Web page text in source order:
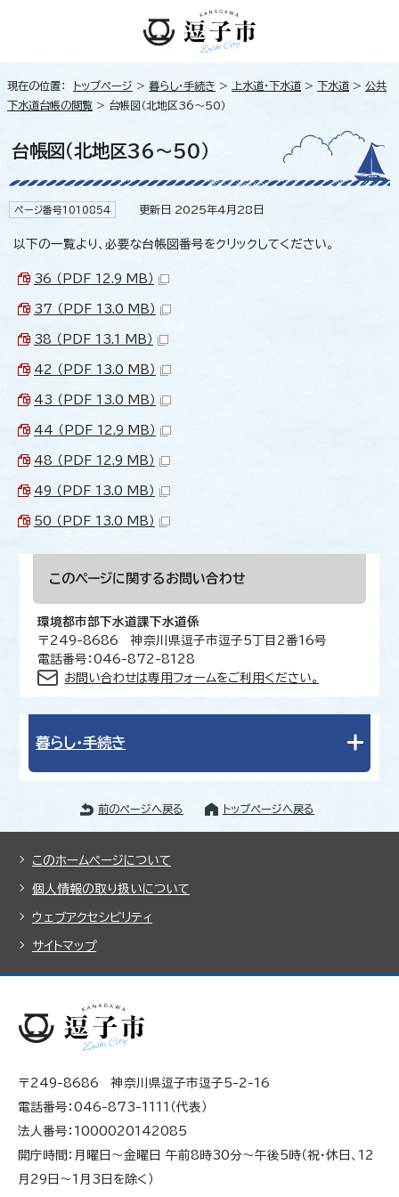
現在の位置： トップページ > 暮らし・手続き > 上水道・下水道 > 下水道 > 公共
下水道台帳の閲覧 > 台帳図（北地区36～50）
台帳図（北地区36～50）
ページ番号1010854 更新日 2025年4月28日
以下の一覧より、必要な台帳図番号をクリックしてください。
36 （PDF 12.9 MB）
37 （PDF 13.0 MB）
38 （PDF 13.1 MB）
42 （PDF 13.0 MB）
43 （PDF 13.0 MB）
44 （PDF 12.9 MB）
48 （PDF 12.9 MB）
49 （PDF 13.0 MB）
50 （PDF 13.0 MB）
このページに関する お問い合わせ
環境都市部下水道課下水道係
〒249-8686 神奈川県逗子市逗子5丁目2番16号
電話番号：046-872-8128
お問い合わせは専用フォームをご利用ください。
暮らし・手続き
前のページへ戻る トップページへ戻る
このホームページについて
個人情報の取り扱いについて
ウェブアクセシビリティ
サイトマップ
〒249-8686 神奈川県逗子市逗子5-2-16
電話番号：046-873-1111（代表）
法人番号：1000020142085
開庁時間：月曜日～金曜日 午前8時30分～午後5時（祝・休日、12
月29日～1月3日を除く）